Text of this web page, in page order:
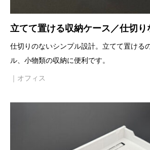
立てて置ける収納ケース／仕切り
仕切りのないシンプル設計。立てて置ける
ル、小物類の収納に便利です。
｜オフィス